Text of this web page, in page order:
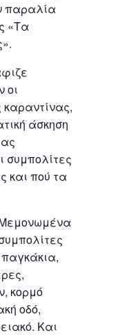
παραλία
«Τα
οι
καραντίνας,
άσκηση
συμπολίτες
και πού τα
Μεμονωμένα
κορμό
οδό,
Και